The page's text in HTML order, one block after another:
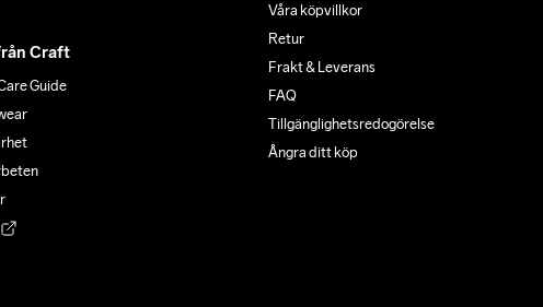
Craft
Guide
Våra köpvillkor
Retur
Frakt & Leverans
FAQ
Tillgänglighets­redogörelse
Ångra ditt köp